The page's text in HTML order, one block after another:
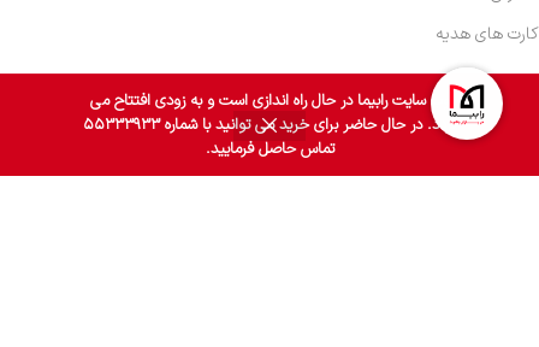
وب سایت رابیما در حال راه اندازی است و به زودی افتتاح می
گردد. در حال حاضر برای خرید می توانید با شماره ۵۵۳۳۳۹۳۳
تماس حاصل فرمایید.
کارت های هدیه
0